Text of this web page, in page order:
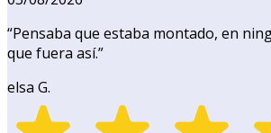
“Pensaba que estaba montado, en
que fuera así.”
elsa G.